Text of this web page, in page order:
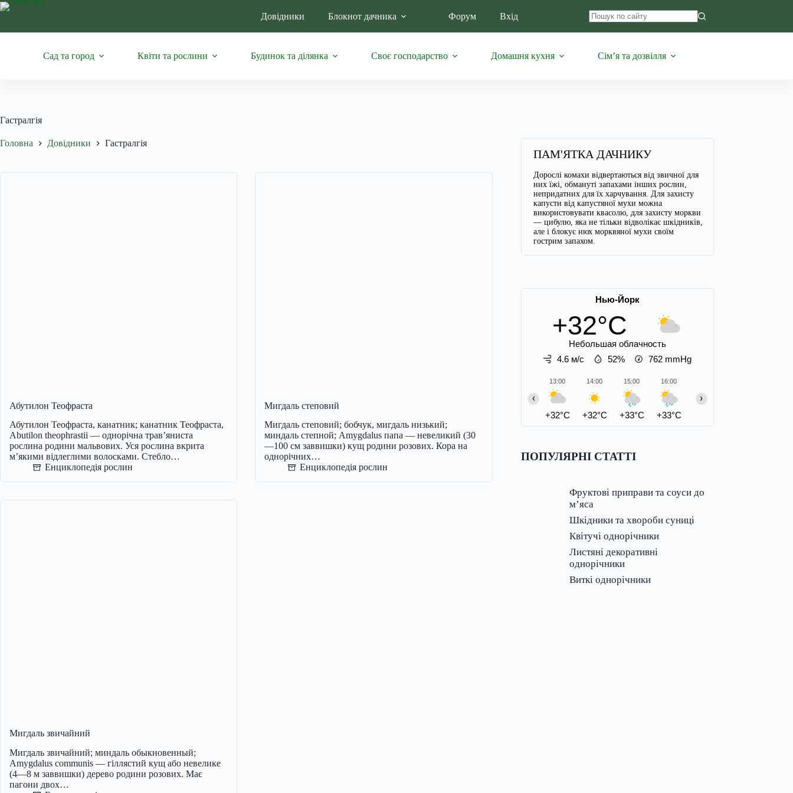
Перейти
Довідники Блокнот дачника Форум
Вхід
Сад та город
Квіти та рослини Будинок та ділянка Своє господарство Домашня кухня Сім’я та дозвілля
Гастралгія
Головна Довідники Гастралгія
Абутилон Теофраста
Абутилон Теофраста, канатник; канатник Теофраста,
Abutilon theophrastii — однорічна трав’яниста
рослина родини мальвових. Уся рослина вкрита
м’якими відлеглими волосками. Стебло…
Енциклопедія рослин
Мигдаль степовий
Мигдаль степовий; бобчук, мигдаль низький;
миндаль степной; Amygdalus папа — невеликий (30
—100 см заввишки) кущ родини розових. Кора на
однорічних…
Енциклопедія рослин
Мигдаль звичайний
Мигдаль звичайний; миндаль обыкновенный;
Amygdalus communis — гіллястий кущ або невелике
(4—8 м заввишки) дерево родини розових. Має
пагони двох…
ПАМ'ЯТКА ДАЧНИКУ
Дорослі комахи відвертаються від звичної для
них їжі, обмануті запахами інших рослин,
непридатних для їх харчування. Для захисту
капусти від капустяної мухи можна
використовувати квасолю, для захисту моркви
— цибулю, яка не тільки відволікає шкідників,
але і блокує нюх морквяної мухи своїм
гострим запахом.
Нью-Йорк
+32°C
Небольшая облачность
4.6 м/с
52% 762 mmHg
13:00
+32°C
14:00
+32°C
15:00
+33°C
16:00
+33°C
‹ ›
ПОПУЛЯРНІ СТАТТІ
Фруктові приправи та соуси до
м’яса
Шкідники та хвороби суниці
Квітучі однорічники
Листяні декоративні
однорічники
Виткі однорічники